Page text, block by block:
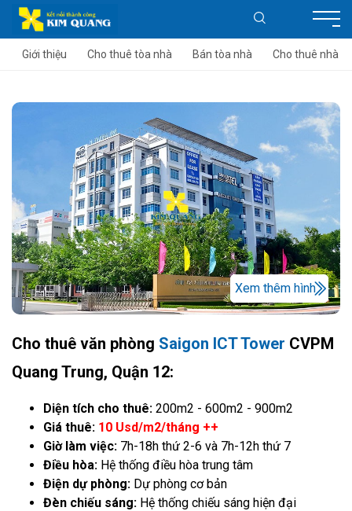
Giới thiệu Cho thuê tòa nhà Bán tòa nhà Cho thuê nhà
Xem thêm hình
Cho thuê văn phòng Saigon ICT Tower CVPM
Quang Trung, Quận 12:
Diện tích cho thuê: 200m2 - 600m2 - 900m2
Giá thuê: 10 Usd/m2/tháng ++
Giờ làm việc: 7h-18h thứ 2-6 và 7h-12h thứ 7
Điều hòa: Hệ thống điều hòa trung tâm
Điện dự phòng: Dự phòng cơ bản
Đèn chiếu sáng: Hệ thống chiếu sáng hiện đại